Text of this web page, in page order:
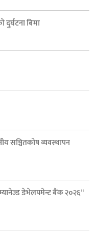
बिमा
सञ्चितकोष व्यवस्थापन
डेभेलपमेन्ट बैंक २०२६”